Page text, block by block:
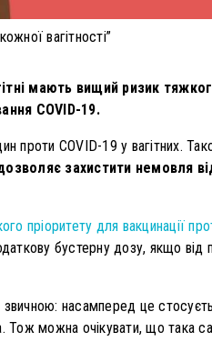
вагітності”
мають вищий ризик
COVID-19.
проти COVID-19 у вагітних.
захистити немовля
пріоритету для вакцинації
бустерну дозу, якщо від
звичною: насамперед це
Тож можна очікувати, що така